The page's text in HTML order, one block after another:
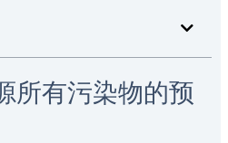
所有污染物的预